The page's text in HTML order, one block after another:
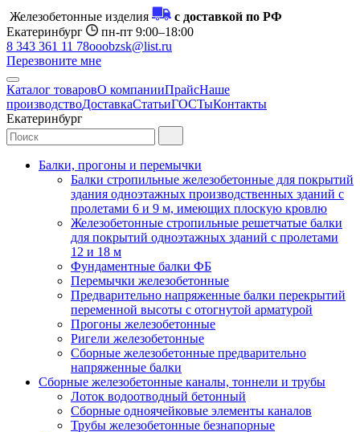
Железобетонные изделия
с доставкой по РФ
Екатеринбург
пн-пт 9:00–18:00
8 343 361 11 78ooobzsk@list.ru
Перезвоните мне
Каталог товаровО компанииПрайсНаше
производствоДоставкаСтатьиГОСТыКонтакты
Екатеринбург
Балки, прогоны и перемычки
Балки стропильные железобетонные для покрытий
здания одноэтажных производственных зданий с
пролетами 6 и 9 м, имеющих плоскую кровлю
Железобетонные стропильные решетчатые балки
для покрытий одноэтажных зданий с пролетами
12 и 18 м
Фундаментные балки ФБ
Перемычки железобетонные
Предварительно напряженные балки перекрытий
переменной высоты с отогнутой арматурой
Прогоны железобетонные
Ригели железобетонные
Сборные железобетонные предварительно
напряженные балки
Сборные железобетонные каналы, тоннели и трубы
Лоток водоотводный бетонный
Сборные одноячейковые элементы каналов
Трубы железобетонные безнапорные